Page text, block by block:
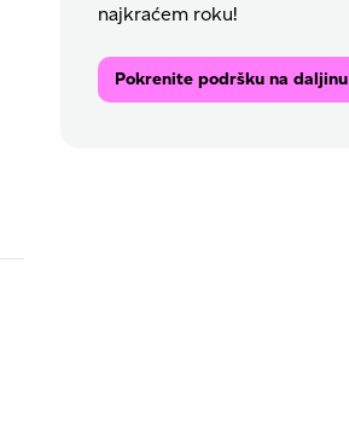
najkraćem roku!
Pokrenite podršku na daljinu